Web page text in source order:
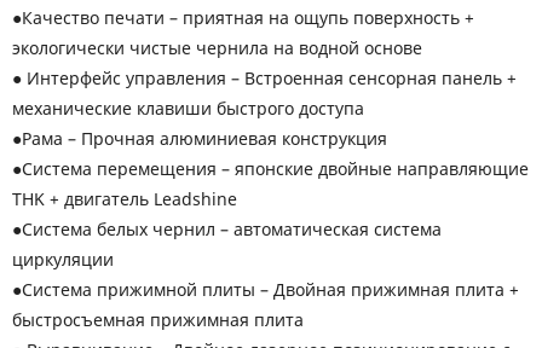
●Качество печати – приятная на ощупь поверхность +
экологически чистые чернила на водной основе
● Интерфейс управления – Встроенная сенсорная панель +
механические клавиши быстрого доступа
●Рама – Прочная алюминиевая конструкция
●Система перемещения – японские двойные направляющие
THK + двигатель Leadshine
●Система белых чернил – автоматическая система
циркуляции
●Система прижимной плиты – Двойная прижимная плита +
быстросъемная прижимная плита